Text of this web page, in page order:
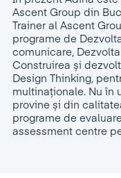
Ascent Group din
Trainer al Ascent
programe de
comunicare,
Construirea și
Design Thinking,
multinaționale. Nu în
provine și din
programe de
assessment centre